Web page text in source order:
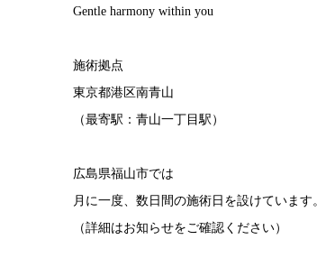
Gentle harmony within you
施術拠点
東京都港区南青山
（最寄駅：青山一丁目駅）
広島県福山市では
月に一度、数日間の施術日を設けています
（詳細はお知らせをご確認ください）